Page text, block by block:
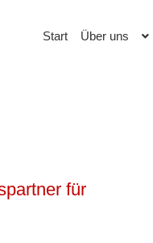
Start Über uns
für